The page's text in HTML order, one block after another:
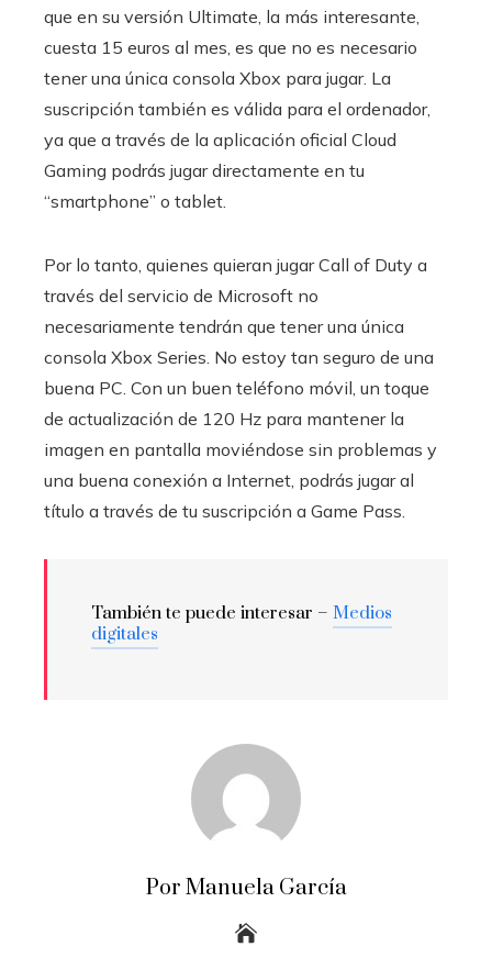
que en su versión Ultimate, la más interesante,
cuesta 15 euros al mes, es que no es necesario
tener una única consola Xbox para jugar. La
suscripción también es válida para el ordenador,
ya que a través de la aplicación oficial Cloud
Gaming podrás jugar directamente en tu
“smartphone” o tablet.
Por lo tanto, quienes quieran jugar Call of Duty a
través del servicio de Microsoft no
necesariamente tendrán que tener una única
consola Xbox Series. No estoy tan seguro de una
buena PC. Con un buen teléfono móvil, un toque
de actualización de 120 Hz para mantener la
imagen en pantalla moviéndose sin problemas y
una buena conexión a Internet, podrás jugar al
título a través de tu suscripción a Game Pass.
También te puede interesar – Medios
digitales
Por Manuela García